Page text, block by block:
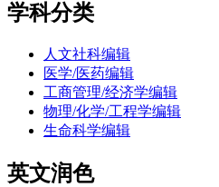
学科分类
人文社科编辑
医学/医药编辑
工商管理/经济学编辑
物理/化学/工程学编辑
生命科学编辑
英文润色